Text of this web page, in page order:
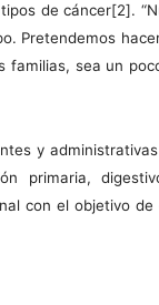
de cáncer[2].
Pretendemos
sea un
y
con el objetivo